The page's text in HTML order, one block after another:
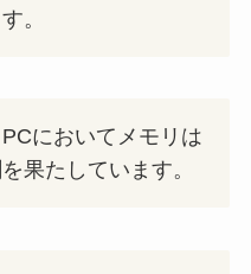
。
においてメモリは
果たしています。